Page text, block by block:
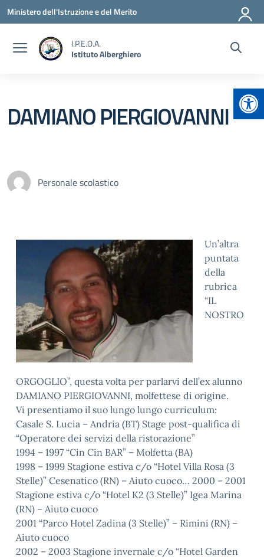
Vai ai contenuti
Vai al menu di navigazione
Vai al footer
Ministero dell'Istruzione e del Merito
I.P.E.O.A.
Istituto Alberghiero
DAMIANO PIERGIOVANNI
Personale scolastico
Un’altra
puntata
della
rubrica
“IL
NOSTRO
ORGOGLIO”, questa volta per parlarvi dell’ex alunno
DAMIANO PIERGIOVANNI, molfettese di origine.
Vi presentiamo il suo lungo lungo curriculum:
Casale S. Lucia – Andria (BT) Stage post-qualifica di
“Operatore dei servizi della ristorazione”
1994 – 1997 “Cin Cin BAR” – Molfetta (BA)
1998 – 1999 Stagione estiva c/o “Hotel Villa Rosa (3
Stelle)” Cesenatico (RN) – Aiuto cuoco… 2000 – 2001
Stagione estiva c/o “Hotel K2 (3 Stelle)” Igea Marina
(RN) – Aiuto cuoco
2001 “Parco Hotel Zadina (3 Stelle)” – Rimini (RN) –
Aiuto cuoco
2002 – 2003 Stagione invernale c/o “Hotel Garden